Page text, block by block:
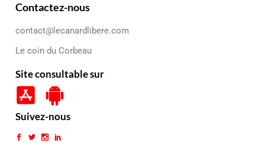
Contactez-nous
contact@lecanardlibere.com
Le coin du Corbeau
Site consultable sur
Suivez-nous